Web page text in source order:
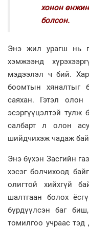
хонон өнжин
болсон.
Энэ жил урагш нь
хэмжээнд
мэдээлэл ч бий.
боомтын хяналтыг
саяхан. Гэтэл
эсэргүүцэлтэй тулж
салбарт л олон
шийдчихэж чадаж
Энэ бүхэн Засгийн
хэсэг болчихоод
олигтой хийхгүй
шалтгаан болох
бүрдүүлсэн баг
томилгоо учраас